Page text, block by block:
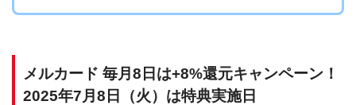
メルカード 毎月8日は+8%還元キャンペーン！
2025年7月8日（火）は特典実施日